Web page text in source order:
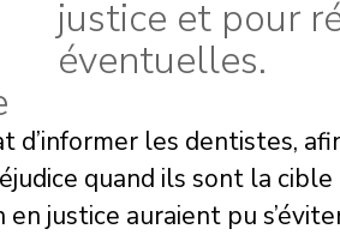
justice et pour
éventuelles.
d’informer les dentistes,
quand ils sont la cible
justice auraient pu